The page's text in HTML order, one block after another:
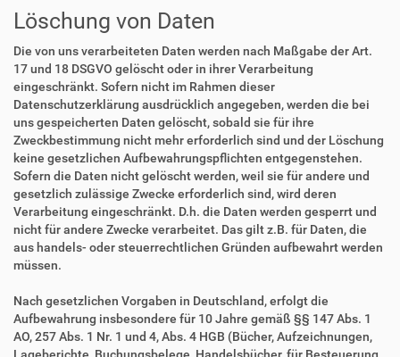
Löschung von Daten
Die von uns verarbeiteten Daten werden nach Maßgabe der Art.
17 und 18 DSGVO gelöscht oder in ihrer Verarbeitung
eingeschränkt. Sofern nicht im Rahmen dieser
Datenschutzerklärung ausdrücklich angegeben, werden die bei
uns gespeicherten Daten gelöscht, sobald sie für ihre
Zweckbestimmung nicht mehr erforderlich sind und der Löschung
keine gesetzlichen Aufbewahrungspflichten entgegenstehen.
Sofern die Daten nicht gelöscht werden, weil sie für andere und
gesetzlich zulässige Zwecke erforderlich sind, wird deren
Verarbeitung eingeschränkt. D.h. die Daten werden gesperrt und
nicht für andere Zwecke verarbeitet. Das gilt z.B. für Daten, die
aus handels- oder steuerrechtlichen Gründen aufbewahrt werden
müssen.
Nach gesetzlichen Vorgaben in Deutschland, erfolgt die
Aufbewahrung insbesondere für 10 Jahre gemäß §§ 147 Abs. 1
AO, 257 Abs. 1 Nr. 1 und 4, Abs. 4 HGB (Bücher, Aufzeichnungen,